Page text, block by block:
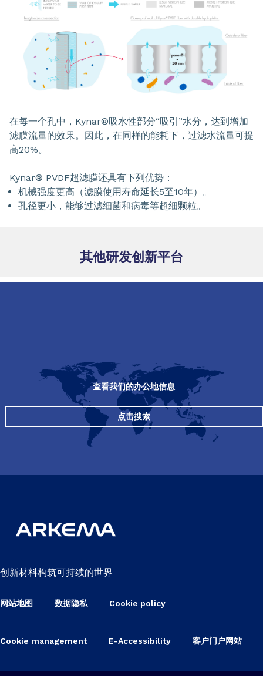
在每一个孔中，Kynar®吸水性部分“吸引”水分，达到增加
滤膜流量的效果。因此，在同样的能耗下，过滤水流量可提
高20%。
Kynar® PVDF超滤膜还具有下列优势：
机械强度更高（滤膜使用寿命延长5至10年）。
孔径更小，能够过滤细菌和病毒等超细颗粒。
其他研发创新平台
查看我们的办公地信息
点击搜索
创新材料构筑可持续的世界
网站地图 数据隐私 Cookie policy
Cookie management E-Accessibility 客户门户网站